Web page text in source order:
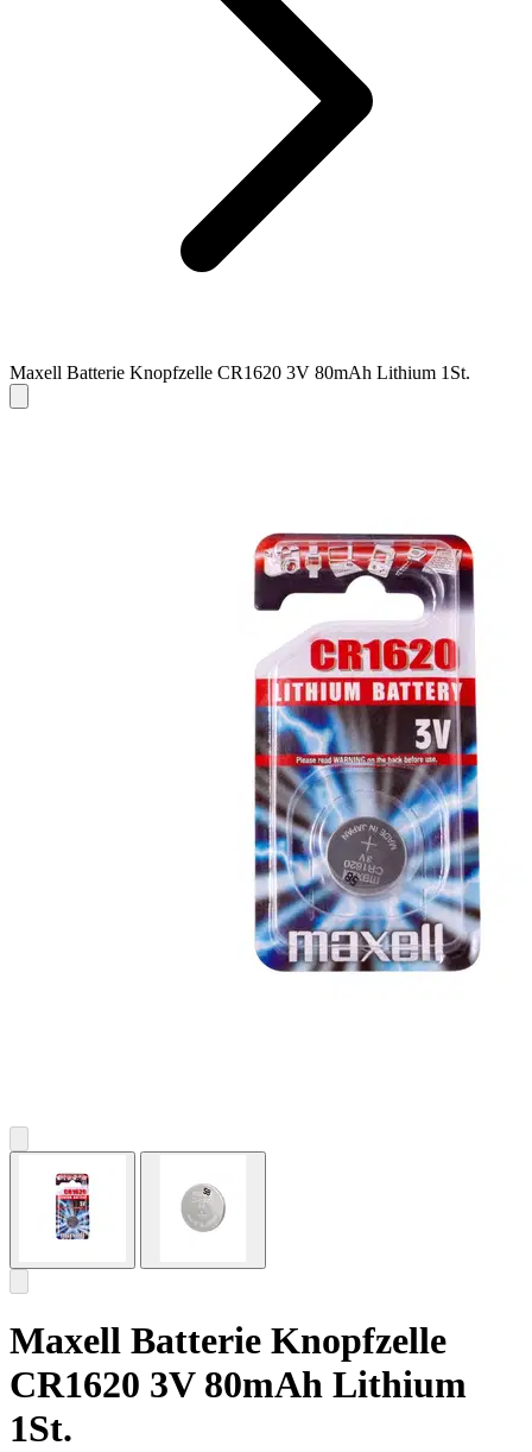
Maxell Batterie Knopfzelle CR1620 3V 80mAh Lithium 1St.
Maxell Batterie Knopfzelle
CR1620 3V 80mAh Lithium
1St.